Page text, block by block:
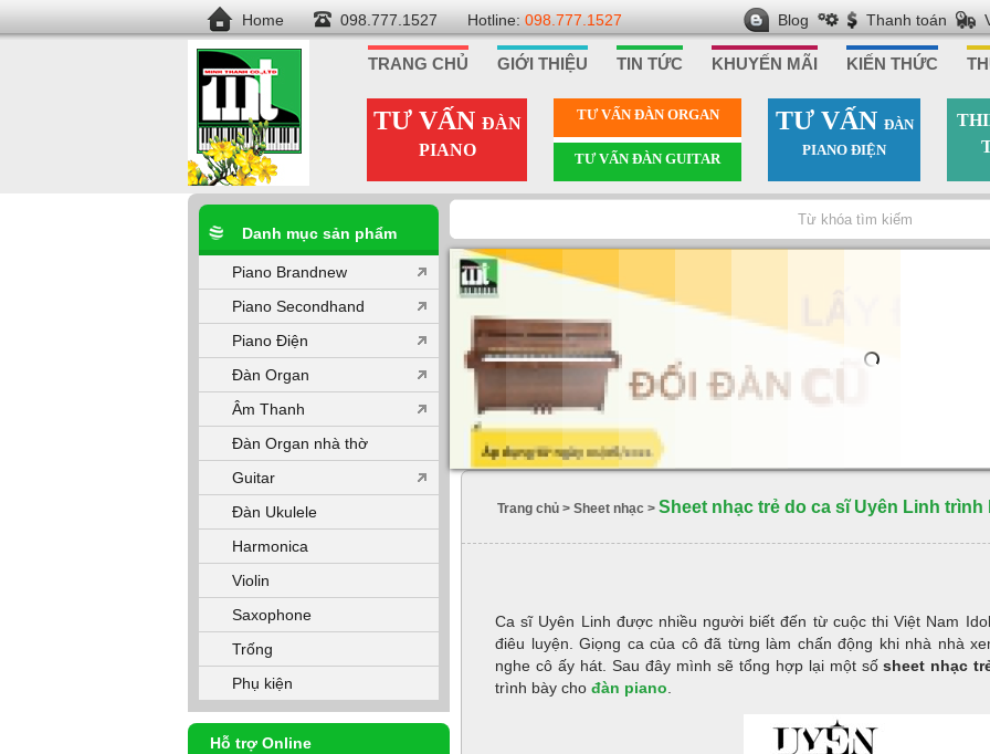
Home 098.777.1527 Hotline: 098.777.1527 Blog Thanh toán
TRANG CHỦ GIỚI THIỆU TIN TỨC KHUYẾN MÃI KIẾN THỨC
TƯ VẤN ĐÀN
PIANO
TƯ VẤN ÐÀN ORGAN
TƯ VẤN ÐÀN GUITAR
TƯ VẤN ÐÀN
PIANO ÐIỆN
Danh mục sản phẩm
Piano Brandnew
Piano Secondhand
Piano Điện
Đàn Organ
Âm Thanh
Đàn Organ nhà thờ
Guitar
Đàn Ukulele
Harmonica
Violin
Saxophone
Trống
Phụ kiện
Hỗ trợ Online
Trang chủ > Sheet nhạc > Sheet nhạc trẻ do ca sĩ Uyên Linh trình
Ca sĩ Uyên Linh được nhiều người biết đến từ cuộc thi Việt Nam
điêu luyện. Giọng ca của cô đã từng làm chấn động khi nhà nhà
nghe cô ấy hát. Sau đây mình sẽ tổng hợp lại một sốsheet nhạc
trình bày cho đàn piano